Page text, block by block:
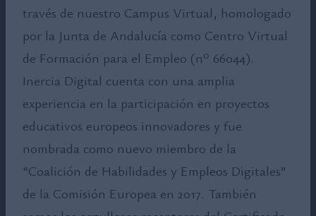
través de nuestro Campus Virtual, homologado
por la Junta de Andalucía como Centro Virtual
de Formación para el Empleo (nº 66044).
Inercia Digital cuenta con una amplia
experiencia en la participación en proyectos
educativos europeos innovadores y fue
nombrada como nuevo miembro de la
“Coalición de Habilidades y Empleos Digitales”
de la Comisión Europea en 2017. También